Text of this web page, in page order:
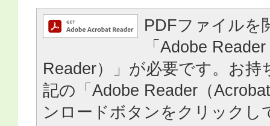
PDFファイルを
「Adobe
Reader）」が必要です。お持
記の「Adobe Reader（
ンロードボタンをクリックし